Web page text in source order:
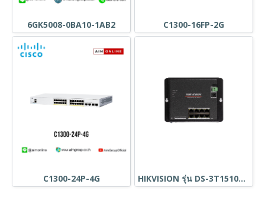
6GK5008-0BA10-1AB2 C1300-16FP-2G
C1300-24P-4G HIKVISION รุ่น DS-3T1510P-SI-FLT